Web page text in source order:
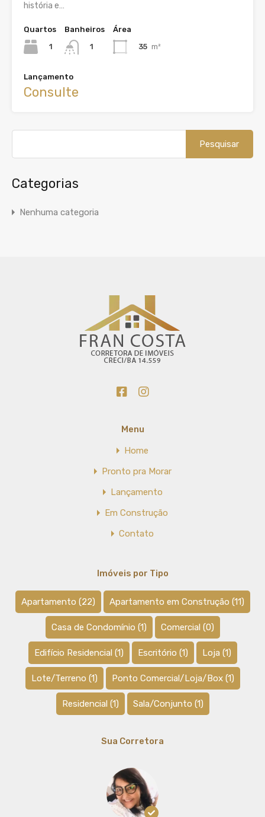
história e…
Quartos
1
Banheiros
1
Área
35 m²
Lançamento
Consulte
por:
Categorias
Nenhuma categoria
Menu
Home
Pronto pra Morar
Lançamento
Em Construção
Contato
Imóveis por Tipo
Apartamento (22) Apartamento em Construção (11)
Casa de Condomínio (1) Comercial (0)
Edifício Residencial (1) Escritório (1) Loja (1)
Lote/Terreno (1) Ponto Comercial/Loja/Box(1)
Residencial (1) Sala/Conjunto (1)
Sua Corretora